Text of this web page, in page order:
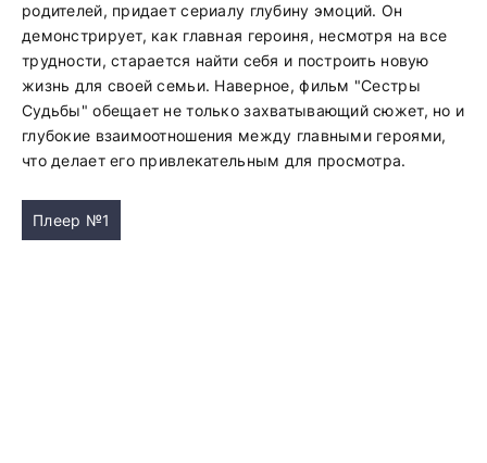
родителей, придает сериалу глубину эмоций. Он
демонстрирует, как главная героиня, несмотря на все
трудности, старается найти себя и построить новую
жизнь для своей семьи. Наверное, фильм "Сестры
Судьбы" обещает не только захватывающий сюжет, но и
глубокие взаимоотношения между главными героями,
что делает его привлекательным для просмотра.
Плеер №1